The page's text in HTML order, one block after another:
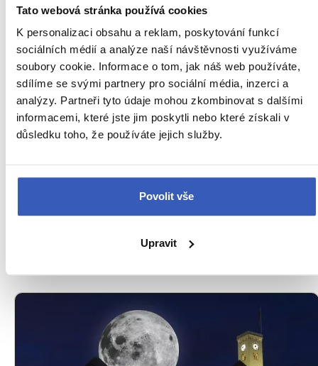
Tato webová stránka používá cookies
K personalizaci obsahu a reklam, poskytování funkcí
sociálních médií a analýze naší návštěvnosti využíváme
soubory cookie. Informace o tom, jak náš web používáte,
sdílíme se svými partnery pro sociální média, inzerci a
analýzy. Partneři tyto údaje mohou zkombinovat s dalšími
informacemi, které jste jim poskytli nebo které získali v
důsledku toho, že používáte jejich služby.
Povolit vše
Upravit
Oblíbená místa